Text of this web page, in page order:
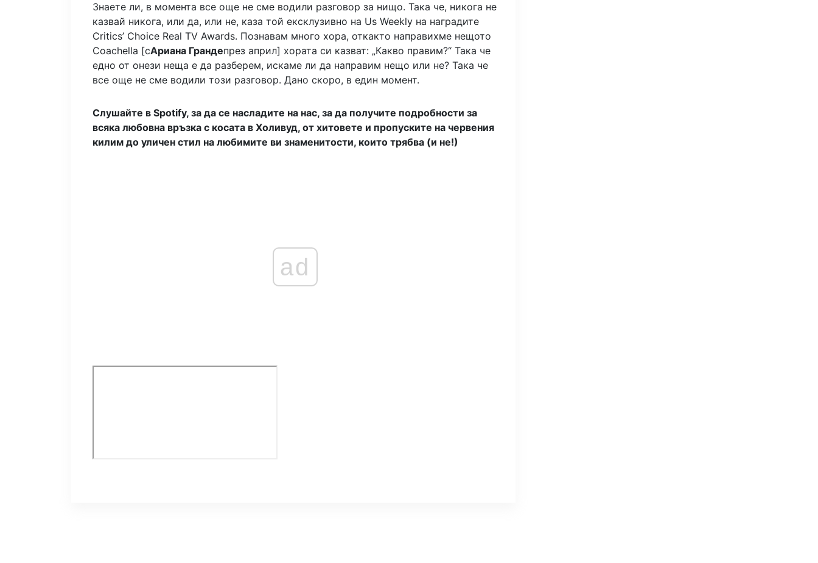
Знаете ли, в момента все още не сме водили разговор за нищо. Така че, никога не
казвай никога, или да, или не, каза той ексклузивно на Us Weekly на наградите
Critics’ Choice Real TV Awards. Познавам много хора, откакто направихме нещото
Coachella [сАриана Грандепрез април] хората си казват: „Какво правим?“ Така че
едно от онези неща е да разберем, искаме ли да направим нещо или не? Така че
все още не сме водили този разговор. Дано скоро, в един момент.
Слушайте в Spotify, за да се насладите на нас, за да получите подробности за
всяка любовна връзка с косата в Холивуд, от хитовете и пропуските на червения
килим до уличен стил на любимите ви знаменитости, които трябва (и не!)
ad